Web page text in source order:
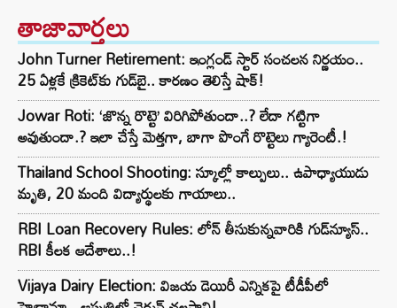
తాజావార్తలు
John Turner Retirement: ఇంగ్లండ్ స్టార్ సంచలన నిర్ణయం..
25 ఏళ్లకే క్రికెట్‌కు గుడ్‌బై.. కారణం తెలిస్తే షాక్!
Jowar Roti: ‘జొన్న రొట్టె’ విరిగిపోతుందా..? లేదా గట్టిగా
అవుతుందా.? ఇలా చేస్తే మెత్తగా, బాగా పొంగే రొట్టెలు గ్యారెంటీ.!
Thailand School Shooting: స్కూల్లో కాల్పులు.. ఉపాధ్యాయుడు
మృతి, 20 మంది విద్యార్థులకు గాయాలు..
RBI Loan Recovery Rules: లోన్ తీసుకున్నవారికి గుడ్‌న్యూస్..
RBI కీలక ఆదేశాలు..!
Vijaya Dairy Election: విజయ డెయిరీ ఎన్నికపై టీడీపీలో